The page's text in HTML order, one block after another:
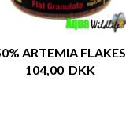
ARTEMIA FLAKES
104,00 DKK